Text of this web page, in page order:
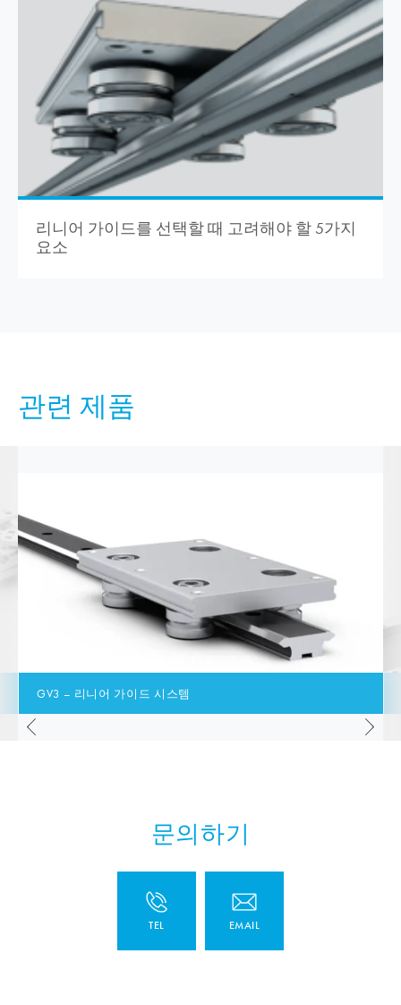
리니어 가이드를 선택할 때 고려해야 할 5가지
요소
관련 제품
GV3 – 리니어 가이드 시스템